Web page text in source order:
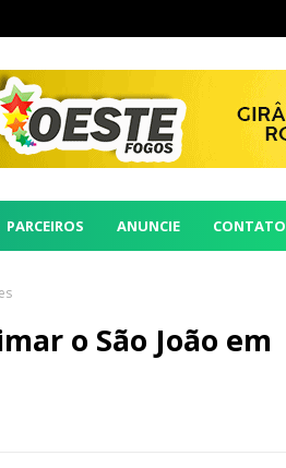
PARCEIROS ANUNCIE CONTATO
o São João em